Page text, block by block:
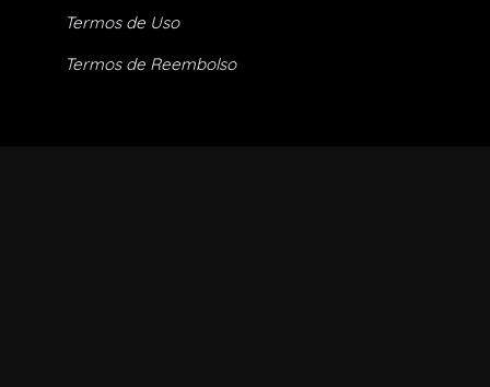
Termos de Uso
Termos de Reembolso